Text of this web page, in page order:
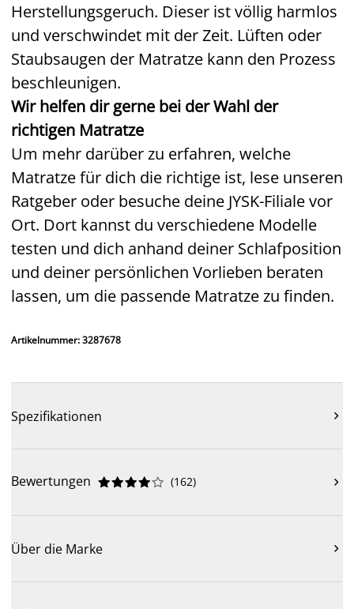
Herstellungsgeruch. Dieser ist völlig harmlos
und verschwindet mit der Zeit. Lüften oder
Staubsaugen der Matratze kann den Prozess
beschleunigen.
Wir helfen dir gerne bei der Wahl der
richtigen Matratze
Um mehr darüber zu erfahren, welche
Matratze für dich die richtige ist, lese unseren
Ratgeber oder besuche deine JYSK-Filiale vor
Ort. Dort kannst du verschiedene Modelle
testen und dich anhand deiner Schlafposition
und deiner persönlichen Vorlieben beraten
lassen, um die passende Matratze zu finden.
Artikelnummer: 3287678
Spezifikationen 
Bewertungen 




 (162) 
Über die Marke 